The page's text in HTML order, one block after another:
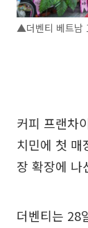
▲더벤티 베트남
커피 프랜차
치민에 첫 매
장 확장에 나
더벤티는 28